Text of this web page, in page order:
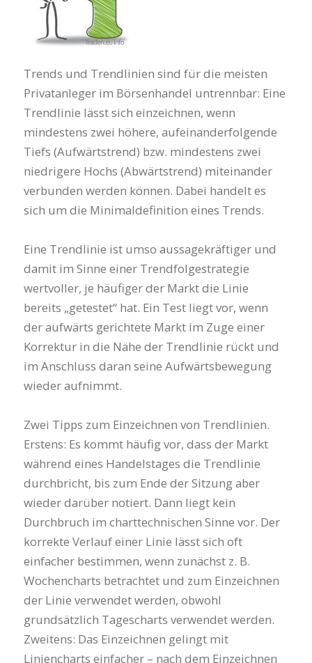
Trends und Trendlinien sind für die meisten
Privatanleger im Börsenhandel untrennbar: Eine
Trendlinie lässt sich einzeichnen, wenn
mindestens zwei höhere, aufeinanderfolgende
Tiefs (Aufwärtstrend) bzw. mindestens zwei
niedrigere Hochs (Abwärtstrend) miteinander
verbunden werden können. Dabei handelt es
sich um die Minimaldefinition eines Trends.
Eine Trendlinie ist umso aussagekräftiger und
damit im Sinne einer Trendfolgestrategie
wertvoller, je häufiger der Markt die Linie
bereits „getestet“ hat. Ein Test liegt vor, wenn
der aufwärts gerichtete Markt im Zuge einer
Korrektur in die Nähe der Trendlinie rückt und
im Anschluss daran seine Aufwärtsbewegung
wieder aufnimmt.
Zwei Tipps zum Einzeichnen von Trendlinien.
Erstens: Es kommt häufig vor, dass der Markt
während eines Handelstages die Trendlinie
durchbricht, bis zum Ende der Sitzung aber
wieder darüber notiert. Dann liegt kein
Durchbruch im charttechnischen Sinne vor. Der
korrekte Verlauf einer Linie lässt sich oft
einfacher bestimmen, wenn zunächst z. B.
Wochencharts betrachtet und zum Einzeichnen
der Linie verwendet werden, obwohl
grundsätzlich Tagescharts verwendet werden.
Zweitens: Das Einzeichnen gelingt mit
Liniencharts einfacher – nach dem Einzeichnen